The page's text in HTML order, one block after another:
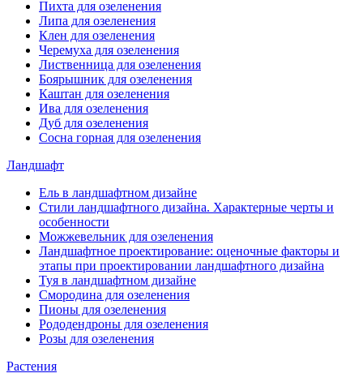
Пихта для озеленения
Липа для озеленения
Клен для озеленения
Черемуха для озеленения
Лиственница для озеленения
Боярышник для озеленения
Каштан для озеленения
Ива для озеленения
Дуб для озеленения
Сосна горная для озеленения
Ландшафт
Ель в ландшафтном дизайне
Стили ландшафтного дизайна. Характерные черты и
особенности
Можжевельник для озеленения
Ландшафтное проектирование: оценочные факторы и
этапы при проектировании ландшафтного дизайна
Туя в ландшафтном дизайне
Смородина для озеленения
Пионы для озеленения
Рододендроны для озеленения
Розы для озеленения
Растения